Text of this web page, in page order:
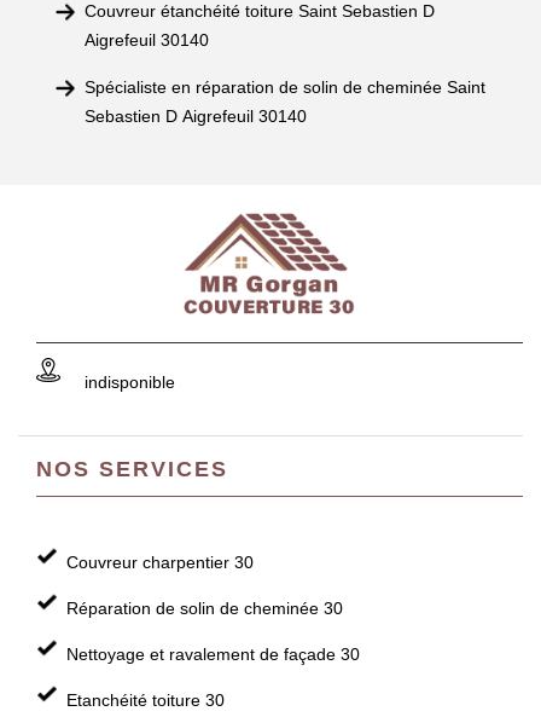
Couvreur étanchéité toiture Saint Sebastien D
Aigrefeuil 30140
Spécialiste en réparation de solin de cheminée Saint
Sebastien D Aigrefeuil 30140
indisponible
NOS SERVICES
Couvreur charpentier 30
Réparation de solin de cheminée 30
Nettoyage et ravalement de façade 30
Etanchéité toiture 30